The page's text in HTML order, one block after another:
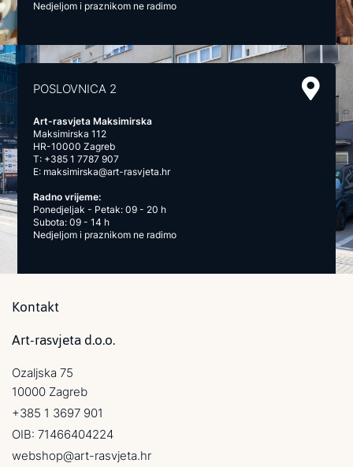
Nedjeljom i praznikom ne radimo
POSLOVNICA 2
Art-rasvjeta Maksimirska
Maksimirska 112
HR-10000 Zagreb
T: +385 1 7787 907
E: maksimirska@art-rasvjeta.hr
Radno vrijeme:
Ponedjeljak - Petak: 09 - 20 h
Subota: 09 - 14 h
Nedjeljom i praznikom ne radimo
Kontakt
Art-rasvjeta d.o.o.
Ozaljska 75
10000 Zagreb
+385 1 3697 901
OIB: 71466404224
webshop@art-rasvjeta.hr